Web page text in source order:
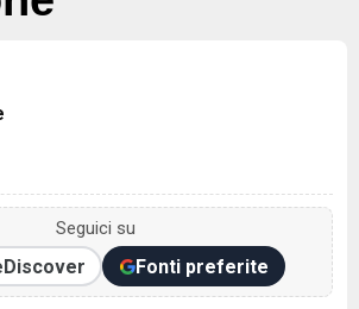
Seguici su
Discover Fonti preferite